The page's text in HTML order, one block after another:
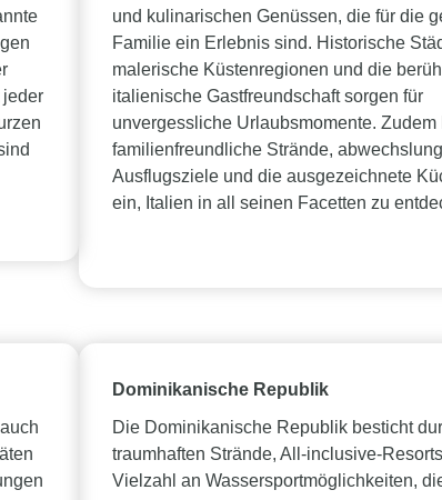
jeder
und kulinarischen Genüssen, die für die
Familie ein Erlebnis sind. Historische
malerische Küstenregionen und die
italienische Gastfreundschaft sorgen für
unvergessliche Urlaubsmomente. Zudem
familienfreundliche Strände,
Ausflugsziele und die ausgezeichnete
ein, Italien in all seinen Facetten zu
Dominikanische Republik
Die Dominikanische Republik besticht
traumhaften Strände, All-inclusive-
Vielzahl an Wassersportmöglichkeiten,